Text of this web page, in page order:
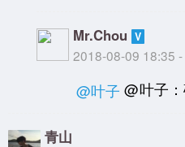
Mr.Chou
2018-08-09 18:35 -
@叶子 @叶子
青山